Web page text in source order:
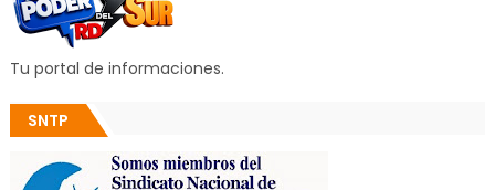
Tu portal de informaciones.
SNTP